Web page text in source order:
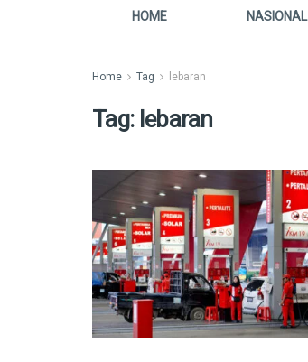
HOME NASIONAL
Home Tag lebaran
Tag: lebaran